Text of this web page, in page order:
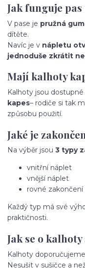
Jak funguje
V pase je pružná
dítěte.
Navíc je v nápletu
jednoduše zkrátit
Mají kalhoty
Kalhoty jsou dostupné
kapes– rodiče si tak
způsobu použití.
Jaké je
Na výběr jsou 3 typy
vnitřní náplet
vnější náplet
rovné
Každý typ má své
praktičnosti.
Jak se o
Kalhoty
Nesušit v sušičce a